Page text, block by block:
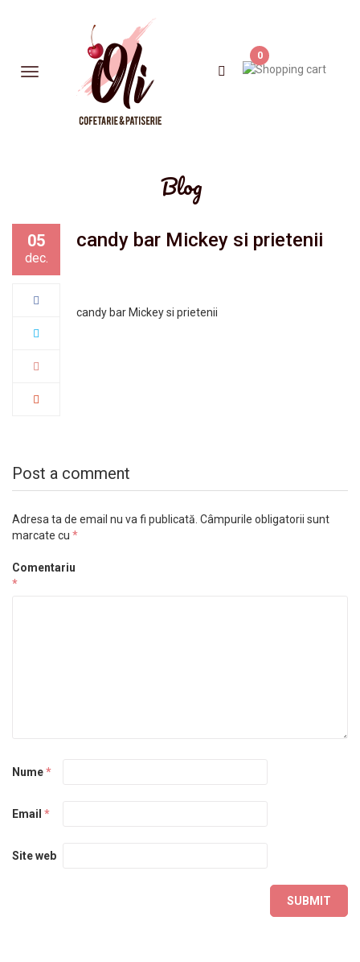
0
Blog
05
dec.
candy bar Mickey si prietenii
candy bar Mickey si prietenii
Post a comment
Adresa ta de email nu va fi publicată. Câmpurile obligatorii sunt
marcate cu *
Comentariu
*
Nume*
Email *
Site web